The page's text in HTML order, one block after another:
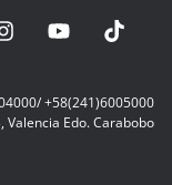
+58(241)6005000
Valencia Edo. Carabobo